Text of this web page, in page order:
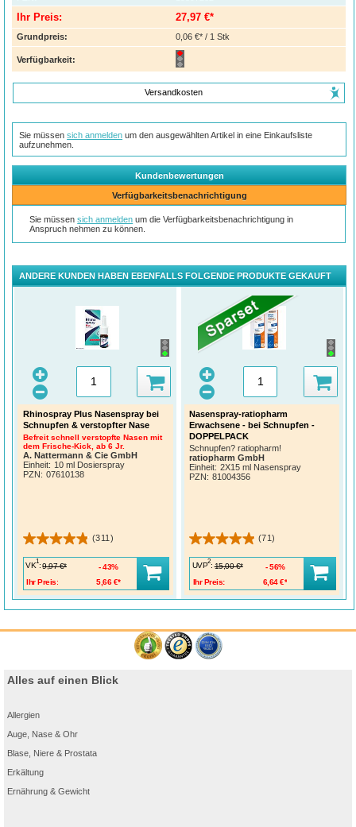
Ihr Preis: 27,97 €*
Grundpreis: 0,06 €* / 1 Stk
Verfügbarkeit:
Versandkosten
Sie müssensich anmelden um den ausgewählten Artikel in eine Einkaufsliste
aufzunehmen.
Kundenbewertungen
Verfügbarkeitsbenachrichtigung
Sie müssensich anmelden um die Verfügbarkeitsbenachrichtigung in
Anspruch nehmen zu können.
ANDERE KUNDEN HABEN EBENFALLS FOLGENDE PRODUKTE GEKAUFT
Rhinospray Plus Nasenspray bei
Schnupfen & verstopfter Nase
Befreit schnell verstopfte Nasen mit
dem Frische-Kick, ab 6 Jr.
A. Nattermann & Cie GmbH
Einheit: 10 ml Dosierspray
PZN: 07610138
(311)
VK
1
: 9,97 €*
Ihr Preis:
5,66 €*
43%
Nasenspray-ratiopharm
Erwachsene - bei Schnupfen -
DOPPELPACK
Schnupfen? ratiopharm!
ratiopharm GmbH
Einheit: 2X15 ml Nasenspray
PZN: 81004356
(71)
UVP
2
: 15,00 €*
Ihr Preis:
6,64 €*
56%
Alles auf einen Blick
Allergien
Auge, Nase & Ohr
Blase, Niere & Prostata
Erkältung
Ernährung & Gewicht